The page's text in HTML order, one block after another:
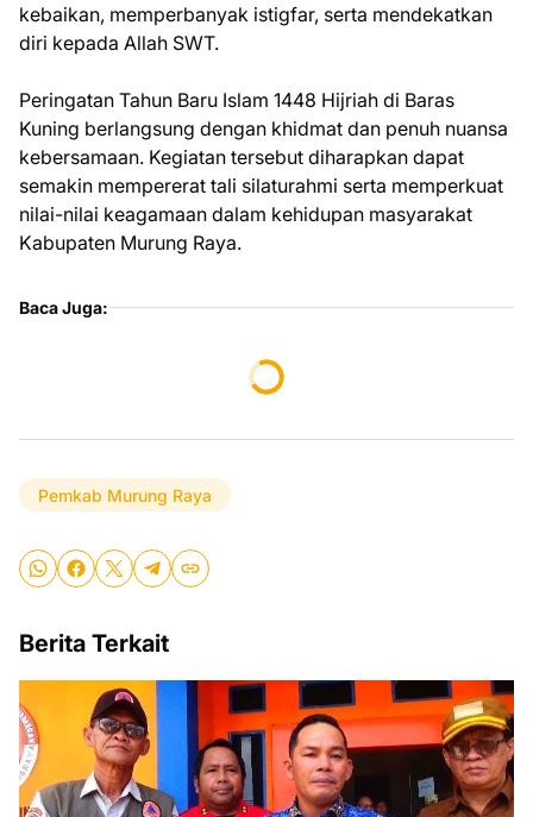
kebaikan, memperbanyak istigfar, serta mendekatkan
diri kepada Allah SWT.
Peringatan Tahun Baru Islam 1448 Hijriah di Baras
Kuning berlangsung dengan khidmat dan penuh nuansa
kebersamaan. Kegiatan tersebut diharapkan dapat
semakin mempererat tali silaturahmi serta memperkuat
nilai-nilai keagamaan dalam kehidupan masyarakat
Kabupaten Murung Raya.
Baca Juga:
Pemkab Murung Raya
Berita Terkait